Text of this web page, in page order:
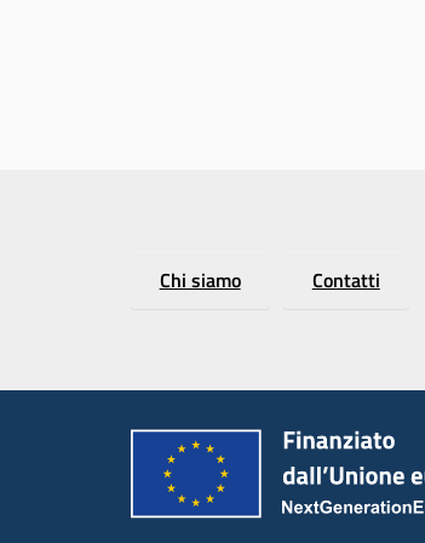
Chi siamo Contatti